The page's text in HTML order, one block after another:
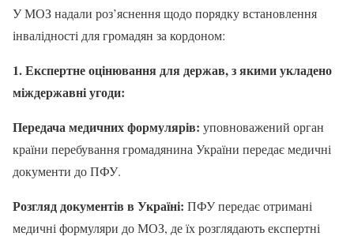
У МОЗ надали роз’яснення щодо порядку встановлення
інвалідності для громадян за кордоном:
1. Експертне оцінювання для держав, з якими укладено
міждержавні угоди:
Передача медичних формулярів: уповноважений орган
країни перебування громадянина України передає медичні
документи до ПФУ.
Розгляд документів в Україні: ПФУ передає отримані
медичні формуляри до МОЗ, де їх розглядають експертні